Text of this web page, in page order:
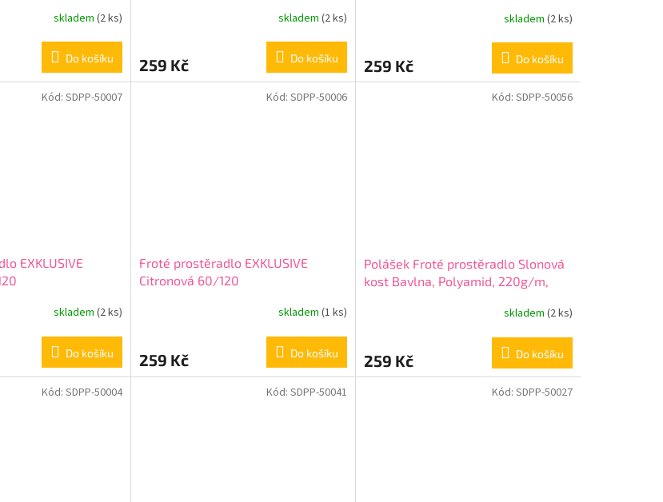
skladem (2 ks)
Do košíku
skladem (2 ks)
259 Kč Do košíku
skladem (2 ks)
259 Kč Do košíku
EXKLUSIVE
skladem (2 ks)
Do košíku
Kód: SDPP-50007
Froté prostěradlo EXKLUSIVE
Citronová 60/120
skladem (1 ks)
259 Kč Do košíku
Kód: SDPP-50006
Polášek Froté prostěradlo Slonová
kost Bavlna, Polyamid, 220g/m,
skladem (2 ks)
259 Kč Do košíku
Kód: SDPP-50056
Kód: SDPP-50004 Kód: SDPP-50041 Kód: SDPP-50027